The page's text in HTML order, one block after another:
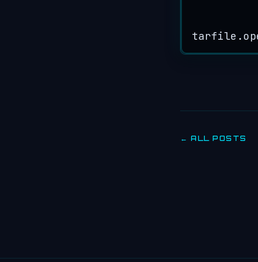
tarfile.
← ALL POSTS